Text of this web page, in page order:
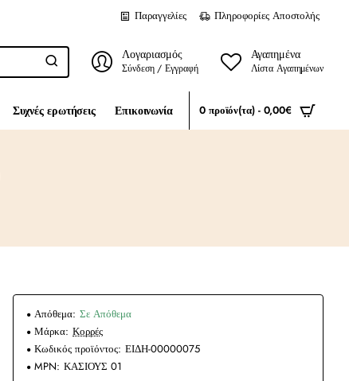
Παραγγελίες Πληροφορίες Αποστολής
Λογαριασμός
Σύνδεση / Εγγραφή
Αγαπημένα
Λίστα Αγαπημένων
Συχνές ερωτήσεις Επικοινωνία 0 προϊόν(τα) - 0,00€
Απόθεμα: Σε Απόθεμα
Μάρκα: Κορρές
Κωδικός προϊόντος: ΕΙΔΗ-00000075
MPN: ΚΑΣΙΟΥΣ 01